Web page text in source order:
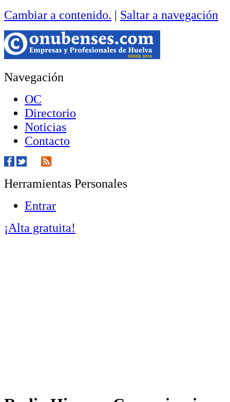
Cambiar a contenido. | Saltar a navegación
Navegación
OC
Directorio
Noticias
Contacto
Herramientas Personales
Entrar
¡Alta gratuita!